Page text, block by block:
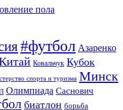
пола
#футбол Азаренко
Ковальчук Кубок
спорта и туризма Минск
Олимпиада Саснович
биатлон борьба